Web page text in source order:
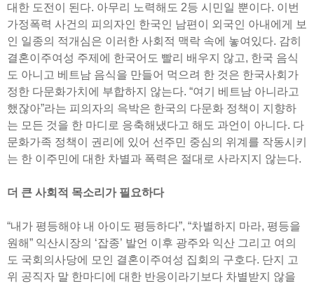
대한 도전이 된다. 아무리 노력해도 2등 시민일 뿐이다. 이번
가정폭력 사건의 피의자인 한국인 남편이 외국인 아내에게 보
인 일종의 적개심은 이러한 사회적 맥락 속에 놓여있다. 감히
결혼이주여성 주제에 한국어도 빨리 배우지 않고, 한국 음식
도 아니고 베트남 음식을 만들어 먹으려 한 것은 한국사회가
정한 다문화가치에 부합하지 않는다. “여기 베트남 아니라고
했잖아”라는 피의자의 윽박은 한국의 다문화 정책이 지향하
는 모든 것을 한 마디로 응축해냈다고 해도 과언이 아니다. 다
문화가족 정책이 권리에 있어 선주민 중심의 위계를 작동시키
는 한 이주민에 대한 차별과 폭력은 절대로 사라지지 않는다.
더 큰 사회적 목소리가 필요하다
“내가 평등해야 내 아이도 평등하다”, “차별하지 마라, 평등을
원해” 익산시장의 ‘잡종’ 발언 이후 광주와 익산 그리고 여의
도 국회의사당에 모인 결혼이주여성 집회의 구호다. 단지 고
위 공직자 말 한마디에 대한 반응이라기보다 차별받지 않을